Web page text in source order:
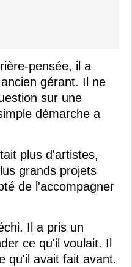
pensée, il a
gérant. Il ne
sur une
démarche a
plus d'artistes,
grands projets
de l'accompagner
Il a pris un
ce qu'il voulait. Il
qu'il avait fait avant.